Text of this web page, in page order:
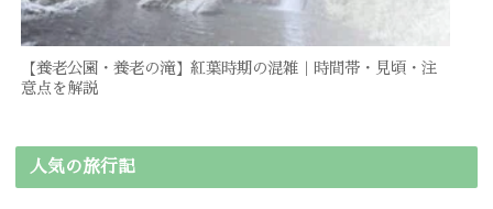
【養老公園・養老の滝】紅葉時期の混雑｜時間帯・見頃・注
意点を解説
人気の旅行記